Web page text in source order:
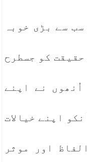
سے بڑی خوبہ
کو جسطرح
نے اپنے
اپنے خیالات
اور موثر